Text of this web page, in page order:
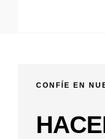
CONFÍE EN